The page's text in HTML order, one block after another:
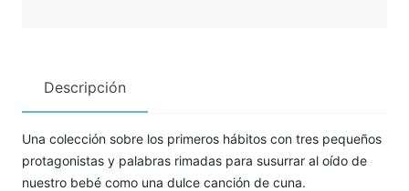
Descripción
Una colección sobre los primeros hábitos con tres pequeños
protagonistas y palabras rimadas para susurrar al oído de
nuestro bebé como una dulce canción de cuna.